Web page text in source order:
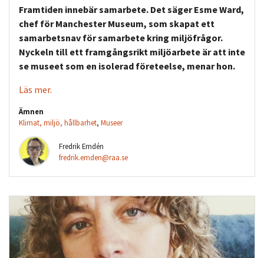
Framtiden innebär samarbete. Det säger Esme Ward,
chef för Manchester Museum, som skapat ett
samarbetsnav för samarbete kring miljöfrågor.
Nyckeln till ett framgångsrikt miljöarbete är att inte
se museet som en isolerad företeelse, menar hon.
Läs mer.
Ämnen
Klimat, miljö, hållbarhet, Museer
Fredrik Emdén
fredrik.emden@raa.se